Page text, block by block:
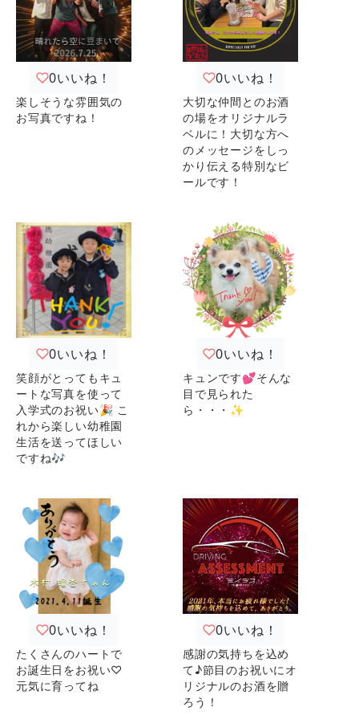
0いいね！
楽しそうな雰囲気の
お写真ですね！
0いいね！
大切な仲間とのお酒
の場をオリジナルラ
ベルに！大切な方へ
のメッセージをしっ
かり伝える特別なビ
ールです！
0いいね！
笑顔がとってもキュ
ートな写真を使って
入学式のお祝い🎉 こ
れから楽しい幼稚園
生活を送ってほしい
ですね🎶
0いいね！
キュンです💕そんな
目で見られた
ら・・・✨
0いいね！
たくさんのハートで
お誕生日をお祝い♡
元気に育ってね
0いいね！
感謝の気持ちを込め
て♪節目のお祝いにオ
リジナルのお酒を贈
ろう！